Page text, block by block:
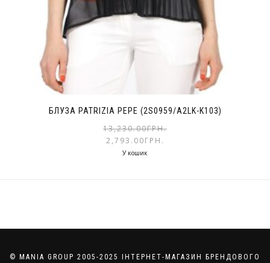
БЛУЗА PATRIZIA PEPE (2S0959/A2LK-K103)
13,230.00ГРН.
2,793.00ГРН.
У кошик
© MANIA GROUP 2005-2025 ІНТЕРНЕТ-МАГАЗИН БРЕНДОВОГО